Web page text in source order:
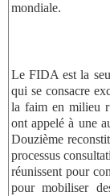
mondiale.
Le FIDA est la
qui se consacre
la faim en milieu
ont appelé à une
Douzième
processus
réunissent pour
pour mobiliser